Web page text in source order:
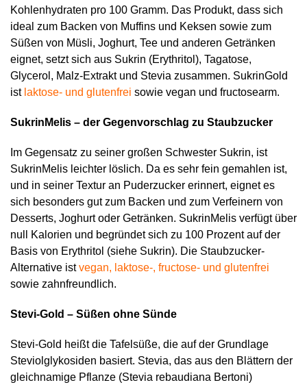
Kohlenhydraten pro 100 Gramm. Das Produkt, dass sich
ideal zum Backen von Muffins und Keksen sowie zum
Süßen von Müsli, Joghurt, Tee und anderen Getränken
eignet, setzt sich aus Sukrin (Erythritol), Tagatose,
Glycerol, Malz-Extrakt und Stevia zusammen. SukrinGold
ist laktose- und glutenfrei sowie vegan und fructosearm.
SukrinMelis – der Gegenvorschlag zu Staubzucker
Im Gegensatz zu seiner großen Schwester Sukrin, ist
SukrinMelis leichter löslich. Da es sehr fein gemahlen ist,
und in seiner Textur an Puderzucker erinnert, eignet es
sich besonders gut zum Backen und zum Verfeinern von
Desserts, Joghurt oder Getränken. SukrinMelis verfügt über
null Kalorien und begründet sich zu 100 Prozent auf der
Basis von Erythritol (siehe Sukrin). Die Staubzucker-
Alternative istvegan, laktose-, fructose- und glutenfrei
sowie zahnfreundlich.
Stevi-Gold – Süßen ohne Sünde
Stevi-Gold heißt die Tafelsüße, die auf der Grundlage
Steviolglykosiden basiert. Stevia, das aus den Blättern der
gleichnamige Pflanze (Stevia rebaudiana Bertoni)